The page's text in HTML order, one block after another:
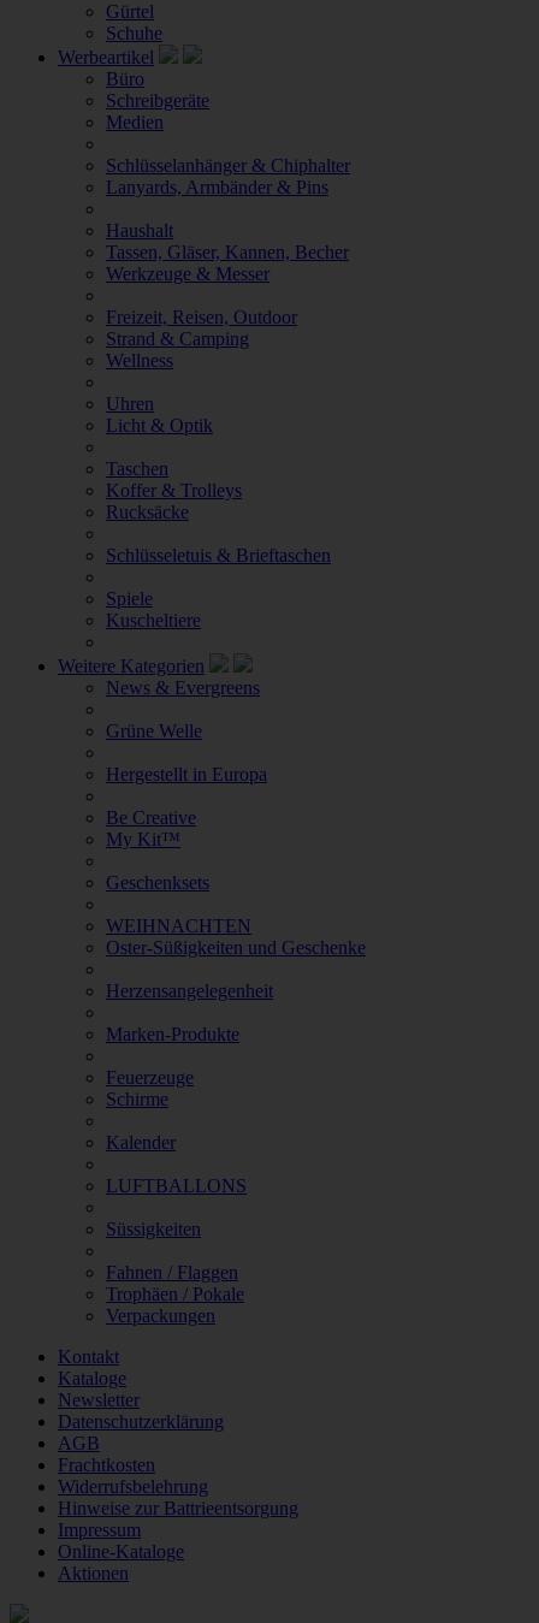
Gürtel
Schuhe
Werbeartikel
Büro
Schreibgeräte
Medien
Schlüsselanhänger & Chiphalter
Lanyards, Armbänder & Pins
Haushalt
Tassen, Gläser, Kannen, Becher
Werkzeuge & Messer
Freizeit, Reisen, Outdoor
Strand & Camping
Wellness
Uhren
Licht & Optik
Taschen
Koffer & Trolleys
Rucksäcke
Schlüsseletuis & Brieftaschen
Spiele
Kuscheltiere
Weitere Kategorien
News & Evergreens
Grüne Welle
Hergestellt in Europa
Be Creative
My Kit™
Geschenksets
WEIHNACHTEN
Oster-Süßigkeiten und Geschenke
Herzensangelegenheit
Marken-Produkte
Feuerzeuge
Schirme
Kalender
LUFTBALLONS
Süssigkeiten
Fahnen / Flaggen
Trophäen / Pokale
Verpackungen
Kontakt
Kataloge
Newsletter
Datenschutzerklärung
AGB
Frachtkosten
Widerrufsbelehrung
Hinweise zur Battrieentsorgung
Impressum
Online-Kataloge
Aktionen